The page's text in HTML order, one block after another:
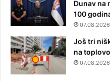
Dunav na
100
Još tri
na